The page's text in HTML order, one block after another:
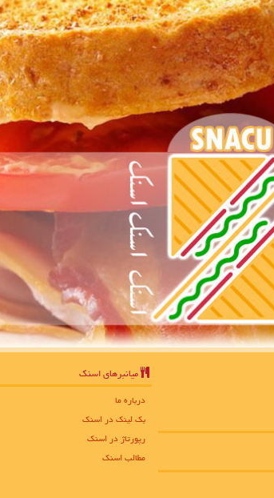
میانبرهای اسنك
درباره ما
بک لینک در اسنك
رپورتاژ در اسنك
مطالب اسنك